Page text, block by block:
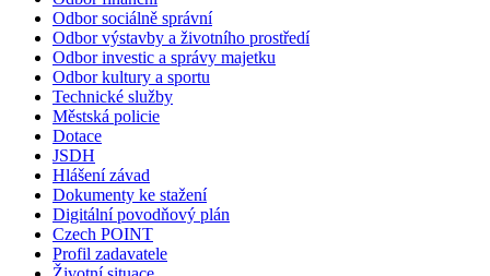
Odbor sociálně správní
Odbor výstavby a životního prostředí
Odbor investic a správy majetku
Odbor kultury a sportu
Technické služby
Městská policie
Dotace
JSDH
Hlášení závad
Dokumenty ke stažení
Digitální povodňový plán
Czech POINT
Profil zadavatele